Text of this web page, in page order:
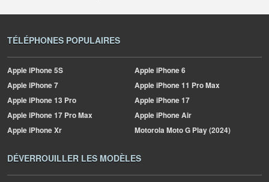
TÉLÉPHONES POPULAIRES
AppleiPhone 5S AppleiPhone 6
AppleiPhone 7 AppleiPhone 11 Pro Max
AppleiPhone 13 Pro AppleiPhone 17
AppleiPhone 17 Pro Max AppleiPhone Air
AppleiPhone Xr MotorolaMoto G Play (2024)
DÉVERROUILLER LES MODÈLES